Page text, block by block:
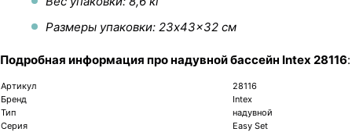
Размеры упаковки: 23x43x32 см
Подробная информация про надувной бассейн Intex 28116:
Артикул
28116
Бренд
Intex
Тип
надувной
Серия
Easy Set